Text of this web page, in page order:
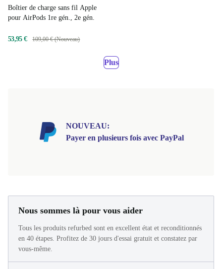
Boîtier de charge sans fil Apple
pour AirPods 1re gén., 2e gén.
53,95 € 109,00 € (Nouveau)
Plus
NOUVEAU:
Payer en plusieurs fois avec PayPal
Nous sommes là pour vous aider
Tous les produits refurbed sont en excellent état et reconditionnés
en 40 étapes. Profitez de 30 jours d'essai gratuit et constatez par
vous-même.